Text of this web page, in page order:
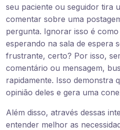
seu paciente ou seguidor tira
comentar sobre uma
pergunta. Ignorar isso é
esperando na sala de espera
frustrante, certo? Por isso,
comentário ou mensagem,
rapidamente. Isso demonstra
opinião deles e gera uma
Além disso, através dessas
entender melhor as